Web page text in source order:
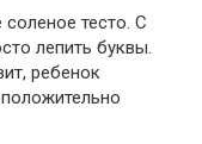
соленое тесто. С
лепить буквы.
ребенок